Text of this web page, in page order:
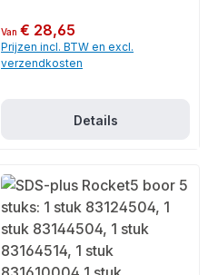
Normale prijs:
Van€ 28,65
Prijzen incl. BTW en excl.
verzendkosten
Details